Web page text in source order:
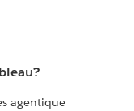
agentique